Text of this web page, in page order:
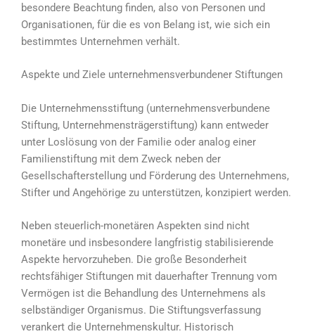
besondere Beachtung finden, also von Personen und
Organisationen, für die es von Belang ist, wie sich ein
bestimmtes Unternehmen verhält.
Aspekte und Ziele unternehmensverbundener Stiftungen
Die Unternehmensstiftung (unternehmensverbundene
Stiftung, Unternehmensträgerstiftung) kann entweder
unter Loslösung von der Familie oder analog einer
Familienstiftung mit dem Zweck neben der
Gesellschafterstellung und Förderung des Unternehmens,
Stifter und Angehörige zu unterstützen, konzipiert werden.
Neben steuerlich-monetären Aspekten sind nicht
monetäre und insbesondere langfristig stabilisierende
Aspekte hervorzuheben. Die große Besonderheit
rechtsfähiger Stiftungen mit dauerhafter Trennung vom
Vermögen ist die Behandlung des Unternehmens als
selbständiger Organismus. Die Stiftungsverfassung
verankert die Unternehmenskultur. Historisch